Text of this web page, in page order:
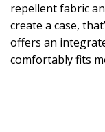
repellent fabric
create a case,
offers an
comfortably fits